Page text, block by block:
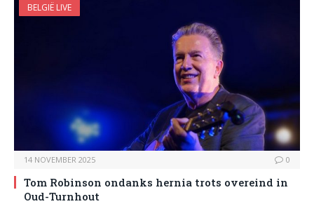
BELGIË LIVE
14 NOVEMBER 2025 0
Tom Robinson ondanks hernia trots overeind in
Oud-Turnhout